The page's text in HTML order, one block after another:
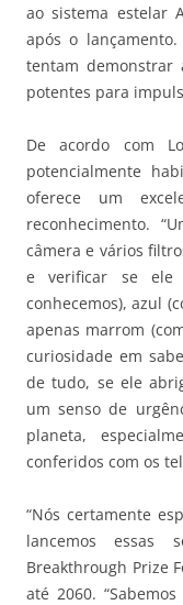
ao sistema estelar
após o
tentam demonstrar
potentes para
De acordo com
potencialmente
oferece um
reconhecimento.
câmera e vários
e verificar se ele
conhecemos), azul
apenas marrom
curiosidade em
de tudo, se ele
um senso de
planeta,
conferidos com os
“Nós certamente
lancemos essas
Breakthrough Prize
até 2060.